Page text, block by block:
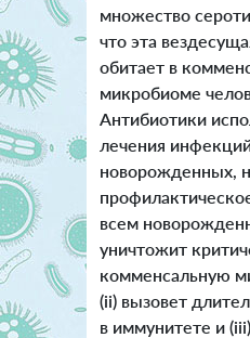
множество
что эта
обитает в
микробиоме
Антибиотики
лечения
новорожденных,
всем
уничтожит
комменсальную
(ii) вызовет
в иммунитете и